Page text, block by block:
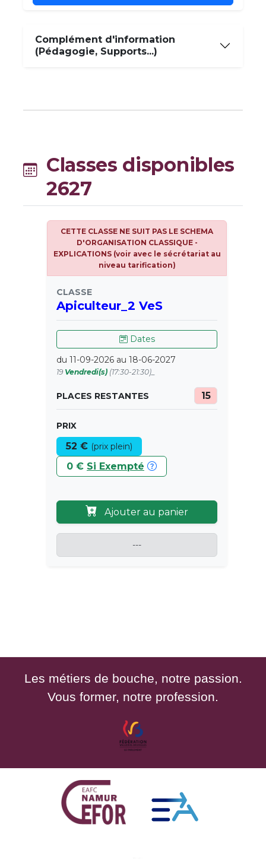
Complément d'information
(Pédagogie, Supports...)
Classes disponibles
2627
CETTE CLASSE NE SUIT PAS LE SCHEMA
D'ORGANISATION CLASSIQUE -
EXPLICATIONS (voir avec le sécrétariat au
niveau tarification)
CLASSE
Apiculteur_2 VeS
Dates
du 11-09-2026 au 18-06-2027
19 Vendredi(s) (17:30-21:30)_
PLACES RESTANTES 15
PRIX
52 € (prix plein)
0 € Si Exempté
Ajouter au panier
---
Les métiers de bouche, notre passion.
Vous former, notre profession.